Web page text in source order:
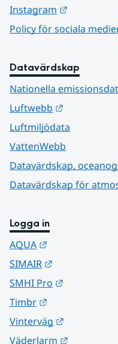
Instagram
Policy för sociala
Datavärdskap
Nationella
Luftwebb
Luftmiljödata
VattenWebb
Datavärdskap,
Datavärdskap för
Logga in
AQUA
SIMAIR
SMHI Pro
Timbr
Vinterväg
Väderlarm